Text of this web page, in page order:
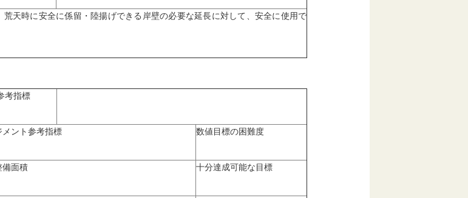
荒天時に安全に係留・陸揚げできる岸壁の必要な延長に対して、安全に使用で
考指標
メント参考指標 数値目標の困難度
備面積 十分達成可能な目標